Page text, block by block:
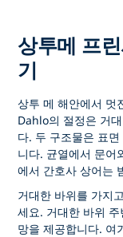
상투메 프
기
상투 메 해안에서 멋
Dahlo의 절정은 거
다. 두 구조물은 표
니다. 균열에서 문어
에서 간호사 상어는
거대한 바위를 가지
세요. 거대한 바위
망을 제공합니다. 여